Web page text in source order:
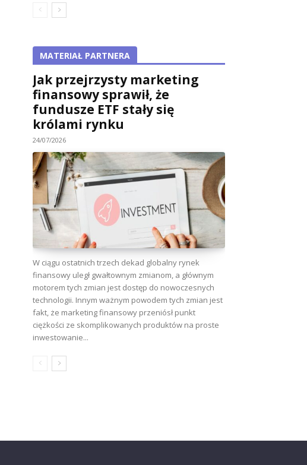
MATERIAŁ PARTNERA
Jak przejrzysty marketing
finansowy sprawił, że
fundusze ETF stały się
królami rynku
24/07/2026
W ciągu ostatnich trzech dekad globalny rynek
finansowy uległ gwałtownym zmianom, a głównym
motorem tych zmian jest dostęp do nowoczesnych
technologii. Innym ważnym powodem tych zmian jest
fakt, że marketing finansowy przeniósł punkt
ciężkości ze skomplikowanych produktów na proste
inwestowanie...